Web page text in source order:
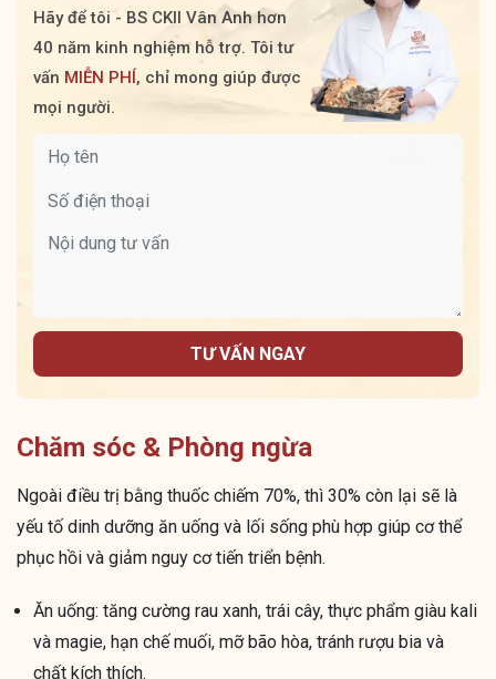
Hãy để tôi - BS CKII Vân Anh hơn
40 năm kinh nghiệm hỗ trợ. Tôi tư
vấn MIỄN PHÍ, chỉ mong giúp được
mọi người.
TƯ VẤN NGAY
Chăm sóc & Phòng ngừa
Ngoài điều trị bằng thuốc chiếm 70%, thì 30% còn lại sẽ là
yếu tố dinh dưỡng ăn uống và lối sống phù hợp giúp cơ thể
phục hồi và giảm nguy cơ tiến triển bệnh.
Ăn uống: tăng cường rau xanh, trái cây, thực phẩm giàu kali
và magie, hạn chế muối, mỡ bão hòa, tránh rượu bia và
chất kích thích.